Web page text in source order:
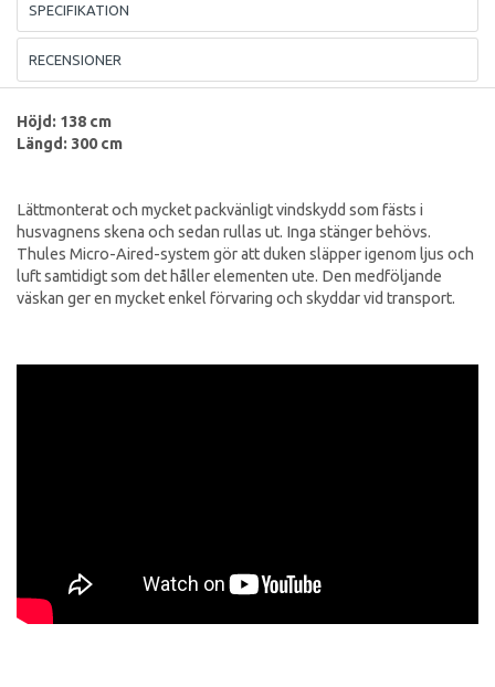
SPECIFIKATION
RECENSIONER
Höjd: 138 cm
Längd: 300 cm
Lättmonterat och mycket packvänligt vindskydd som fästs i
husvagnens skena och sedan rullas ut. Inga stänger behövs.
Thules Micro-Aired-system gör att duken släpper igenom ljus och
luft samtidigt som det håller elementen ute. Den medföljande
väskan ger en mycket enkel förvaring och skyddar vid transport.